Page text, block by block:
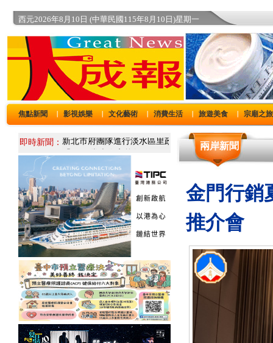
西元2026年8月10日 (中華民國115年8月10日)星期一
焦點新聞 影視娛樂 文化藝術 消費生活 旅遊美食 宗廟之旅
即時新聞： 兩岸新聞
金門行銷
推介會